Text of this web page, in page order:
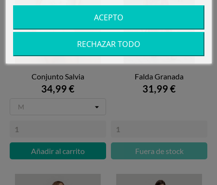
Conjunto Salvia
34,99 €
Añadir al carrito
Falda Granada
31,99 €
Fuera de stock
RECHAZAR TODO
ACEPTO